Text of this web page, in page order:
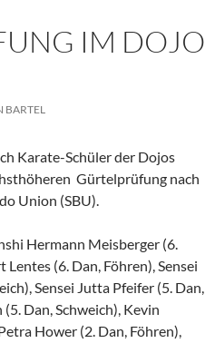
IM DOJO
BARTEL
Karate-Schüler der Dojos
Gürtelprüfung nach
Union (SBU).
Hermann Meisberger (6.
Lentes (6. Dan, Föhren), Sensei
Sensei Jutta Pfeifer (5. Dan,
Dan, Schweich), Kevin
Hower (2. Dan, Föhren),